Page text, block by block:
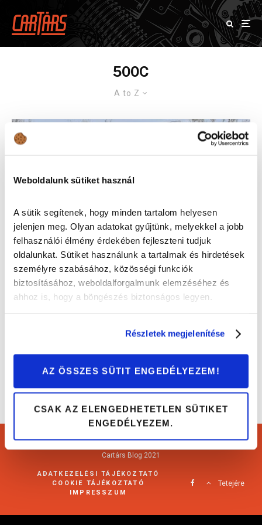
Weboldalunk sütiket használ
A sütik segítenek, hogy minden tartalom helyesen
jelenjen meg. Olyan adatokat gyűjtünk, melyekkel a jobb
felhasználói élmény érdekében fejleszteni tudjuk
oldalunkat. Sütiket használunk a tartalmak és hirdetések
személyre szabásához, közösségi funkciók
biztosításához, weboldalforgalmunk elemzéséhez és
ahhoz is, hogy a böngészés biztonságos legyen.
Részletek megjelenítése
AZ ÖSSZES SÜTIT ENGEDÉLYEZEM!
CSAK AZ ELENGEDHETETLEN SÜTIKET
ENGEDÉLYEZEM.
500C
A to Z
Erre figyelj, ha Fiat 500-ast (2007-)
Cartárs Blog 2021
ADATKEZELÉSI TÁJÉKOZTATÓ
COOKIE TÁJÉKOZTATÓ
IMPRESSZUM
Tetejére